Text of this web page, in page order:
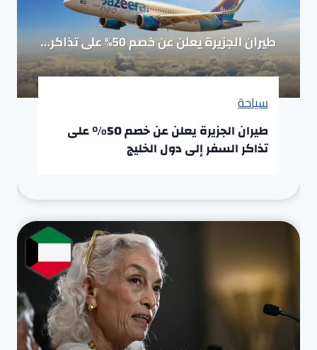
سياحة
طيران الجزيرة يعلن عن خصم 50% على
تذاكر السفر إلى دول الخليج